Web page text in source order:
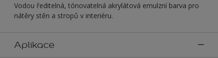
Vodou ředitelná, tónovatelná akrylátová emulzní barva pro
nátěry stěn a stropů v interiéru.
Aplikace